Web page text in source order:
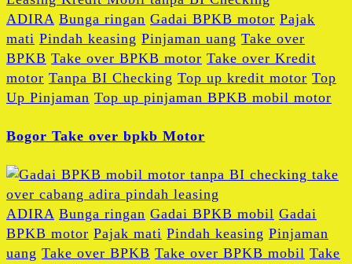
ADIRA Bunga ringan Gadai BPKB motor Pajak
mati Pindah keasing Pinjaman uang Take over
BPKB Take over BPKB motor Take over Kredit
motor Tanpa BI Checking Top up kredit motor Top
Up Pinjaman Top up pinjaman BPKB mobil motor
Bogor Take over bpkb Motor
ADIRA Bunga ringan Gadai BPKB mobil Gadai
BPKB motor Pajak mati Pindah keasing Pinjaman
uang Take over BPKB Take over BPKB mobil Take